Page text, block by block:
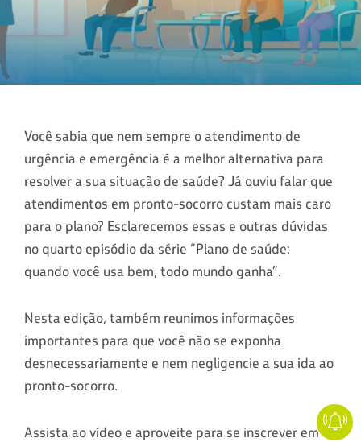
Você sabia que nem sempre o atendimento de
urgência e emergência é a melhor alternativa para
resolver a sua situação de saúde? Já ouviu falar que
atendimentos em pronto-socorro custam mais caro
para o plano? Esclarecemos essas e outras dúvidas
no quarto episódio da série “Plano de saúde:
quando você usa bem, todo mundo ganha”.
Nesta edição, também reunimos informações
importantes para que você não se exponha
desnecessariamente e nem negligencie a sua ida ao
pronto-socorro.
Assista ao vídeo e aproveite para se inscrever em